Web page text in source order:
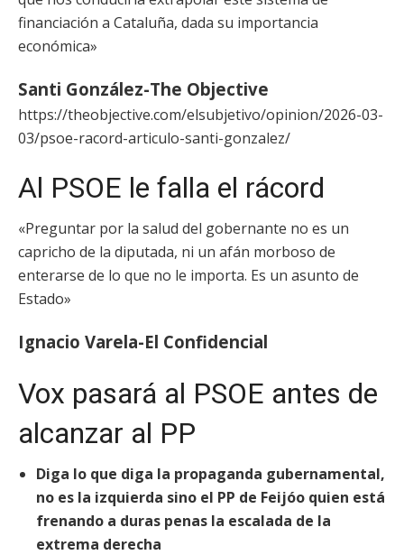
financiación a Cataluña, dada su importancia
económica»
Santi González-The Objective
https://theobjective.com/elsubjetivo/opinion/2026-03-
03/psoe-racord-articulo-santi-gonzalez/
Al PSOE le falla el rácord
«Preguntar por la salud del gobernante no es un
capricho de la diputada, ni un afán morboso de
enterarse de lo que no le importa. Es un asunto de
Estado»
Ignacio Varela-El Confidencial
Vox pasará al PSOE antes de
alcanzar al PP
Diga lo que diga la propaganda gubernamental,
no es la izquierda sino el PP de Feijóo quien está
frenando a duras penas la escalada de la
extrema derecha